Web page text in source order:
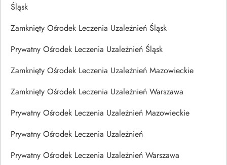
Śląsk
Zamknięty Ośrodek Leczenia Uzależnień Śląsk
Prywatny Ośrodek Leczenia Uzależnień Śląsk
Zamknięty Ośrodek Leczenia Uzależnień Mazowieckie
Zamknięty Ośrodek Leczenia Uzależnień Warszawa
Prywatny Ośrodek Leczenia Uzależnień Mazowieckie
Prywatny Ośrodek Leczenia Uzależnień
Prywatny Ośrodek Leczenia Uzależnień Warszawa